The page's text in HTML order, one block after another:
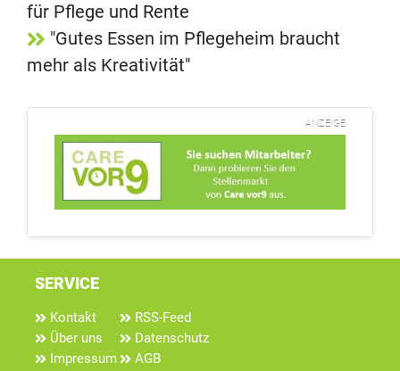
für Pflege und Rente
"Gutes Essen im Pflegeheim braucht
mehr als Kreativität"
ANZEIGE
SERVICE
Kontakt
Über uns
Impressum
RSS-Feed
Datenschutz
AGB